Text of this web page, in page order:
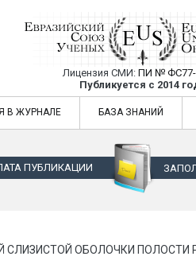
Союз
Лицензия СМИ: ПИ № ФС77-
Публикуется с 2014
Союз Ученых — публикация
В ЖУРНАЛЕ БАЗА ЗНАНИЙ
ПУБЛИКАЦИИ
ОБОЛОЧКИ